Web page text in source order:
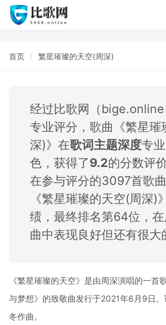
首页 繁星璀璨的天空(周深)
经过比歌网（
专业评分，歌曲《繁星璀
深)》在歌词主题深度专
色，获得了9.2的分数评价
在参与评分的3097首歌
《繁星璀璨的天空(周深)
绩，最终排名第64位，
曲中表现良好但还有很大
《繁星璀璨的天空》是由周深演唱的一首
与梦想》的致敬曲发行于2021年6月9日
冬作曲。